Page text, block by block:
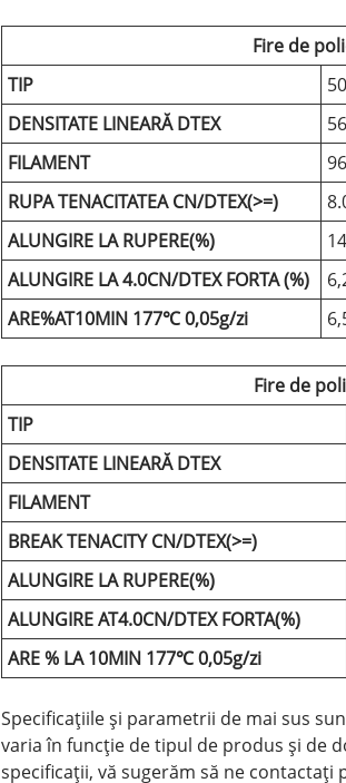
Fire de
TIP
DENSITATE LINEARĂ DTEX
FILAMENT
96
RUPA TENACITATEA CN/DTEX(>=)
ALUNGIRE LA RUPERE(%)
ALUNGIRE LA 4.0CN/DTEX FORTA (%)
ARE%AT10MIN 177℃ 0,05g/zi
Fire de
TIP
DENSITATE LINEARĂ DTEX
FILAMENT
BREAK TENACITY CN/DTEX(>=)
ALUNGIRE LA RUPERE(%)
ALUNGIRE AT4.0CN/DTEX FORTA(%)
ARE % LA 10MIN 177℃ 0,05g/zi
Specificațiile și parametrii de mai sus
varia în funcție de tipul de produs și de
specificații, vă sugerăm să ne